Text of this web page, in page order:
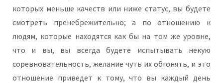
которых меньше качеств или ниже статус, вы будете
смотреть пренебрежительно; а по отношению к
людям, которые находятся как бы на том же уровне,
что и вы, вы всегда будете испытывать некую
соревновательность, желание чуть их обгонять, и это
отношение приведет к тому, что вы каждый день